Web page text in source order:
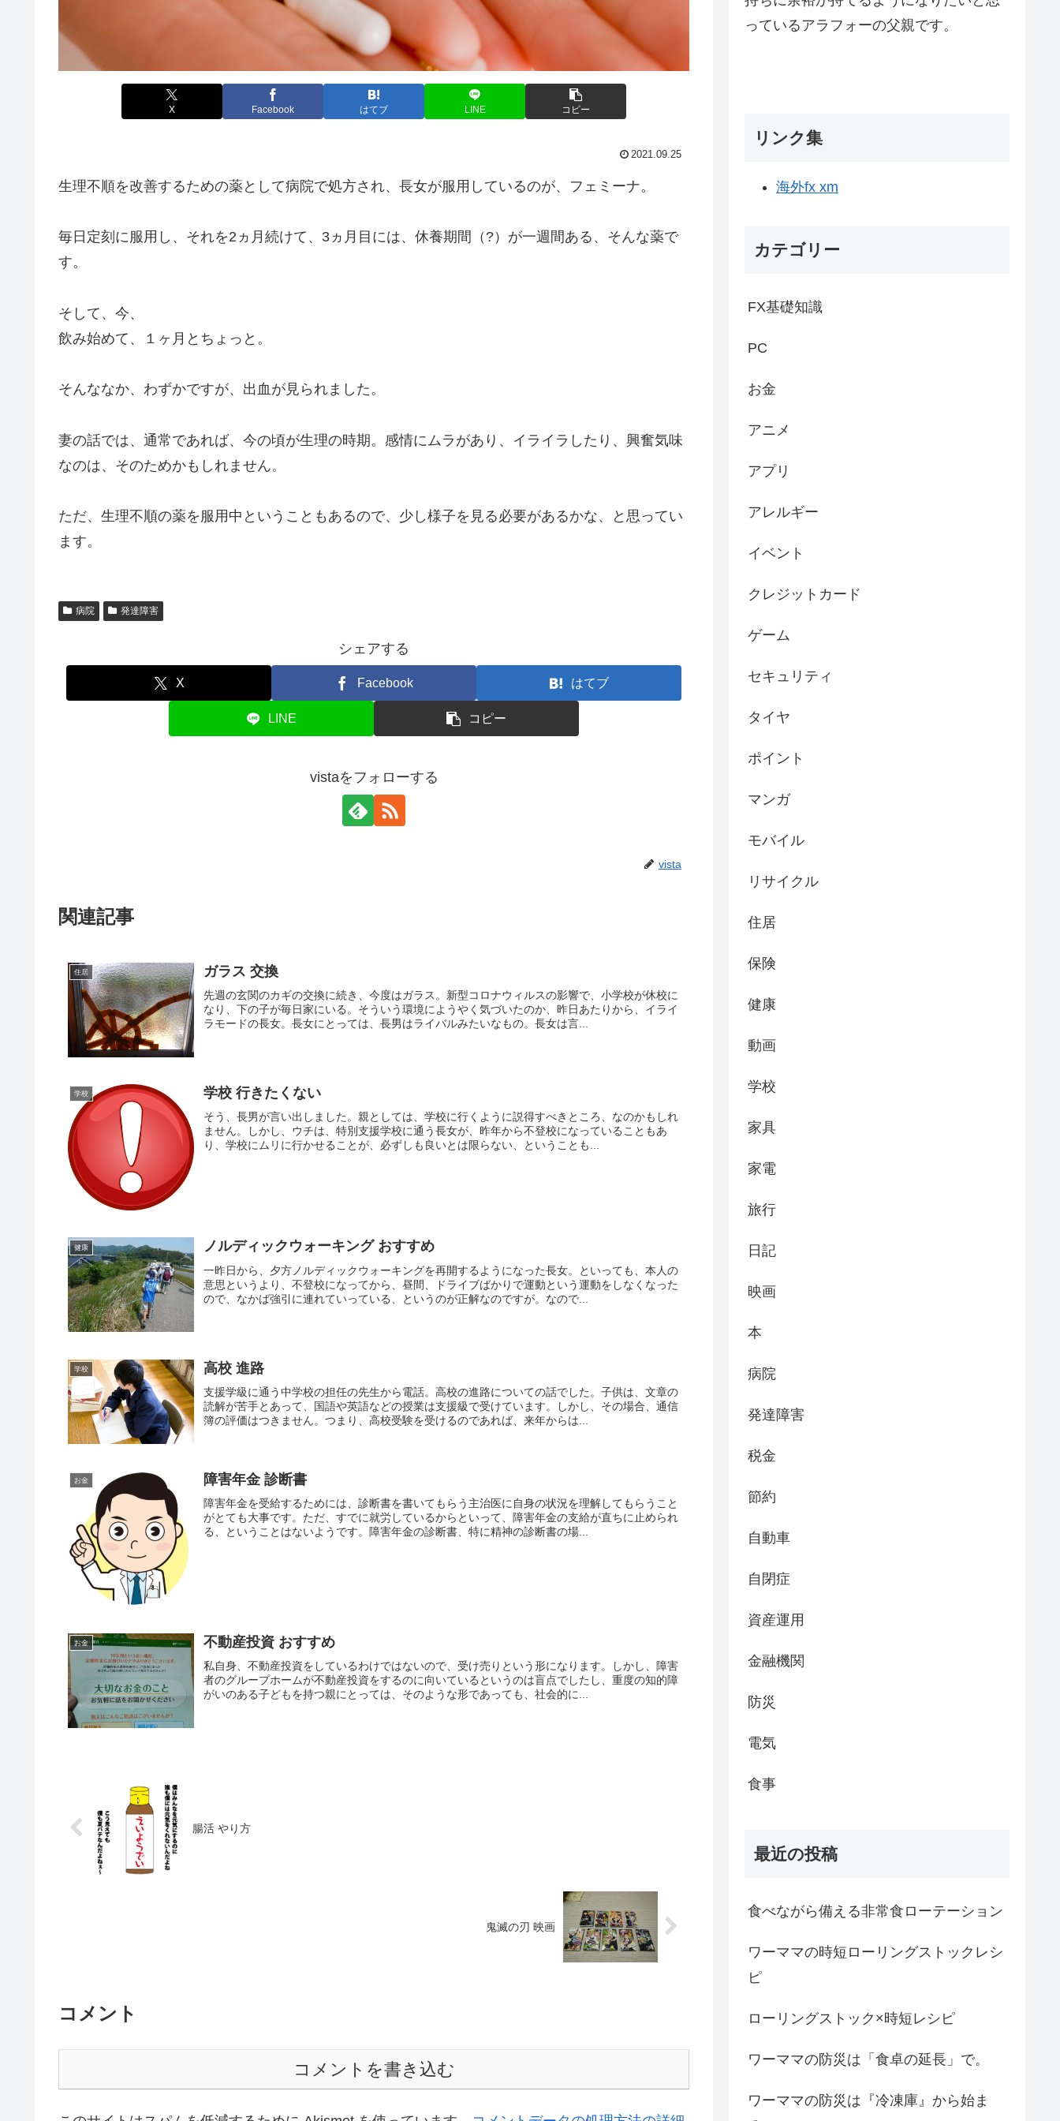
X Facebook はてブ LINE コピー
2021.09.25
生理不順を改善するための薬として病院で処方され、長女が服用しているのが、フェミーナ。
毎日定刻に服用し、それを2ヵ月続けて、3ヵ月目には、休養期間（?）が一週間ある、そんな薬で
す。
そして、今、
飲み始めて、１ヶ月とちょっと。
そんななか、わずかですが、出血が見られました。
妻の話では、通常であれば、今の頃が生理の時期。感情にムラがあり、イライラしたり、興奮気味
なのは、そのためかもしれません。
ただ、生理不順の薬を服用中ということもあるので、少し様子を見る必要があるかな、と思ってい
ます。
病院 発達障害
シェアする
X Facebook はてブ
LINE コピー
vistaをフォローする
vista
関連記事
住居 ガラス 交換
先週の玄関のカギの交換に続き、今度はガラス。新型コロナウィルスの影響で、小学校が休校に
なり、下の子が毎日家にいる。そういう環境にようやく気づいたのか、昨日あたりから、イライ
ラモードの長女。長女にとっては、長男はライバルみたいなもの。長女は言...
学校 学校 行きたくない
そう、長男が言い出しました。親としては、学校に行くように説得すべきところ、なのかもしれ
ません。しかし、ウチは、特別支援学校に通う長女が、昨年から不登校になっていることもあ
り、学校にムリに行かせることが、必ずしも良いとは限らない、ということも...
健康 ノルディックウォーキング おすすめ
一昨日から、夕方ノルディックウォーキングを再開するようになった長女。といっても、本人の
意思というより、不登校になってから、昼間、ドライブばかりで運動という運動をしなくなった
ので、なかば強引に連れていっている、というのが正解なのですが。なので...
学校 高校 進路
支援学級に通う中学校の担任の先生から電話。高校の進路についての話でした。子供は、文章の
読解が苦手とあって、国語や英語などの授業は支援級で受けています。しかし、その場合、通信
簿の評価はつきません。つまり、高校受験を受けるのであれば、来年からは...
お金 障害年金 診断書
障害年金を受給するためには、診断書を書いてもらう主治医に自身の状況を理解してもらうこと
がとても大事です。ただ、すでに就労しているからといって、障害年金の支給が直ちに止められ
る、ということはないようです。障害年金の診断書、特に精神の診断書の場...
お金 不動産投資 おすすめ
私自身、不動産投資をしているわけではないので、受け売りという形になります。しかし、障害
者のグループホームが不動産投資をするのに向いているというのは盲点でしたし、重度の知的障
がいのある子どもを持つ親にとっては、そのような形であっても、社会的に...
腸活 やり方
鬼滅の刃 映画
コメント
コメントを書き込む
っているアラフォーの父親です。
リンク集
海外fx xm
カテゴリー
FX基礎知識
PC
お金
アニメ
アプリ
アレルギー
イベント
クレジットカード
ゲーム
セキュリティ
タイヤ
ポイント
マンガ
モバイル
リサイクル
住居
保険
健康
動画
学校
家具
家電
旅行
日記
映画
本
病院
発達障害
税金
節約
自動車
自閉症
資産運用
金融機関
防災
電気
食事
最近の投稿
食べながら備える非常食ローテーション
ワーママの時短ローリングストックレシ
ピ
ローリングストック×時短レシピ
ワーママの防災は「食卓の延長」で。
ワーママの防災は『冷凍庫』から始ま